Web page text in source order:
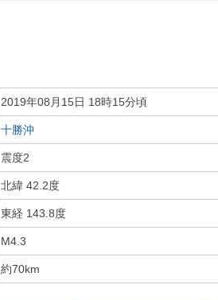
2019年08月15日 18時15分頃
十勝沖
震度2
北緯 42.2度
東経 143.8度
M4.3
約70km